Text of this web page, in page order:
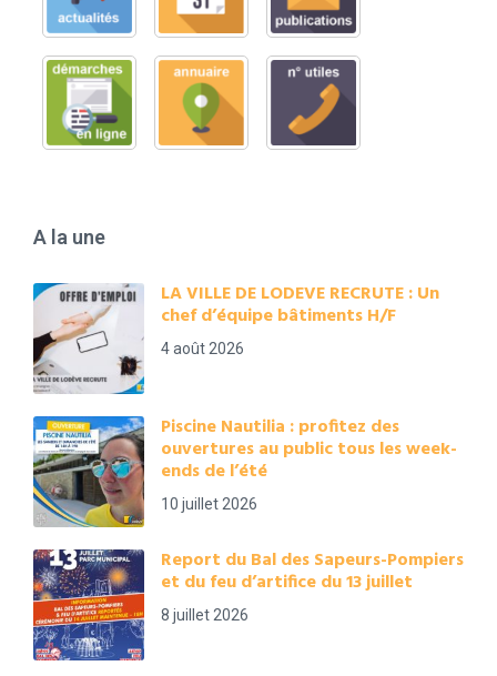
A la une
LA VILLE DE LODEVE RECRUTE : Un
chef d’équipe bâtiments H/F
4 août 2026
Piscine Nautilia : profitez des
ouvertures au public tous les week-
ends de l’été
10 juillet 2026
Report du Bal des Sapeurs-Pompiers
et du feu d’artifice du 13 juillet
8 juillet 2026